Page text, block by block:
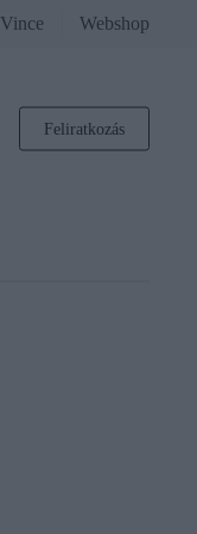
Vince Webshop
Feliratkozás